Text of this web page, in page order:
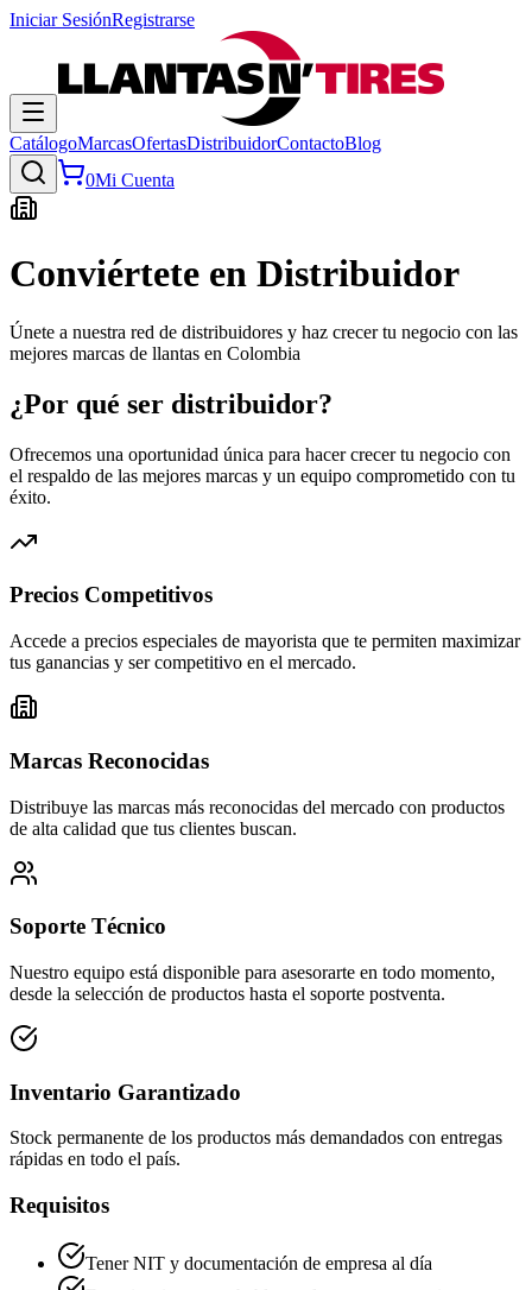
Iniciar SesiónRegistrarse
CatálogoMarcasOfertasDistribuidorContactoBlog
0Mi Cuenta
Conviértete en Distribuidor
Únete a nuestra red de distribuidores y haz crecer tu negocio con las
mejores marcas de llantas en Colombia
¿Por qué ser distribuidor?
Ofrecemos una oportunidad única para hacer crecer tu negocio con
el respaldo de las mejores marcas y un equipo comprometido con tu
éxito.
Precios Competitivos
Accede a precios especiales de mayorista que te permiten maximizar
tus ganancias y ser competitivo en el mercado.
Marcas Reconocidas
Distribuye las marcas más reconocidas del mercado con productos
de alta calidad que tus clientes buscan.
Soporte Técnico
Nuestro equipo está disponible para asesorarte en todo momento,
desde la selección de productos hasta el soporte postventa.
Inventario Garantizado
Stock permanente de los productos más demandados con entregas
rápidas en todo el país.
Requisitos
Tener NIT y documentación de empresa al día